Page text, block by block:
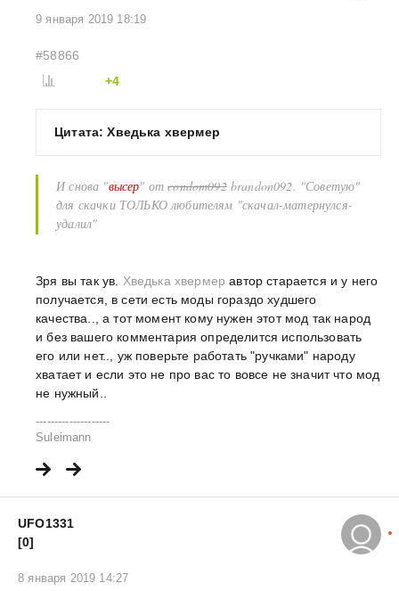
9 января 2019 18:19
#58866
+4
Цитата: Хведька хвермер
И снова "высер" отcondom092brandon092. "Советую"
для скачки ТОЛЬКО любителям "скачал-матернулся-
удалил"
Зря вы так ув. Хведька хвермер автор старается и у него
получается, в сети есть моды гораздо худшего
качества.., а тот момент кому нужен этот мод так народ
и без вашего комментария определится использовать
его или нет.., уж поверьте работать "ручками" народу
хватает и если это не про вас то вовсе не значит что мод
не нужный..
--------------------
Suleimann
UFO1331
[0]
8 января 2019 14:27